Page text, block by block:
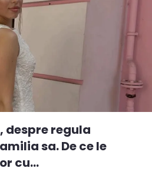
despre regula
sa. De ce le
cu